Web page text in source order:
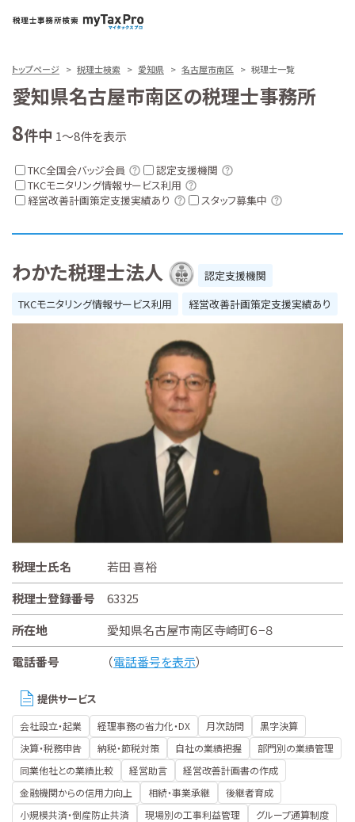
トップページ 税理士検索 愛知県 名古屋市南区 税理士一覧
愛知県名古屋市南区の税理士事務所
8件中 1～8件を表示
TKC全国会バッジ会員
認定支援機関
TKCモニタリング情報サービス利用
経営改善計画策定支援実績あり
スタッフ募集中
わかた税理士法人
認定支援機関
TKCモニタリング情報サービス利用
経営改善計画策定支援実績あり
税理士氏名
若田 喜裕
税理士登録番号
63325
所在地
愛知県名古屋市南区寺崎町６−８
電話番号
（電話番号を表示）
提供サービス
会社設立・起業 経理事務の省力化・DX 月次訪問
黒字決算
決算・税務申告
納税・節税対策 自社の業績把握
部門別の業績管理
同業他社との業績比較
経営助言
経営改善計画書の作成
金融機関からの信用力向上
相続・事業承継
後継者育成
小規模共済・倒産防止共済
現場別の工事利益管理
グループ通算制度